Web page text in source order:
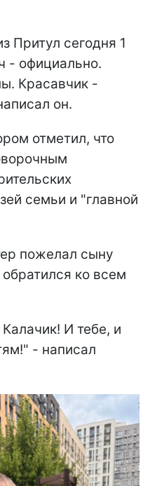
сегодня 1
- официально.
Красавчик -
он.
отметил, что
семьи и "главной
пожелал сыну
ко всем
И тебе, и
- написал